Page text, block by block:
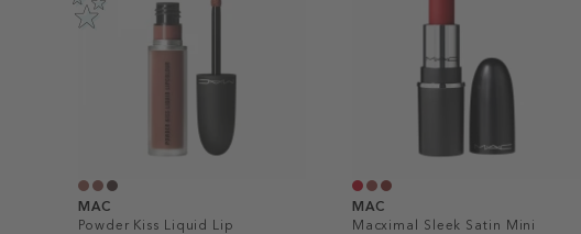
MAC
Powder Kiss Liquid Lip
MAC
Macximal Sleek Satin Mini